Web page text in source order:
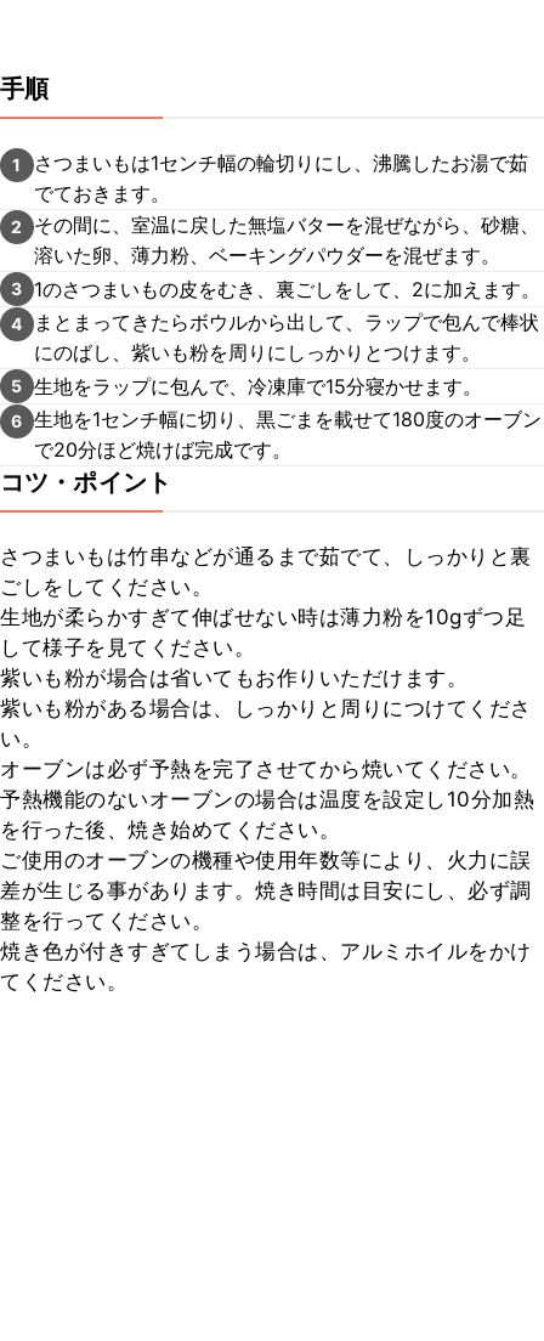
手順
1
さつまいもは1センチ幅の輪切りにし、沸騰したお湯で茹
でておきます。
2
その間に、室温に戻した無塩バターを混ぜながら、砂糖、
溶いた卵、薄力粉、ベーキングパウダーを混ぜます。
3 1のさつまいもの皮をむき、裏ごしをして、2に加えます。
4
まとまってきたらボウルから出して、ラップで包んで棒状
にのばし、紫いも粉を周りにしっかりとつけます。
5 生地をラップに包んで、冷凍庫で15分寝かせます。
6 生地を1センチ幅に切り、黒ごまを載せて180度のオーブン
で20分ほど焼けば完成です。
コツ・ポイント
さつまいもは竹串などが通るまで茹でて、しっかりと裏
ごしをしてください。
生地が柔らかすぎて伸ばせない時は薄力粉を10gずつ足
して様子を見てください。
紫いも粉が場合は省いてもお作りいただけます。
紫いも粉がある場合は、しっかりと周りにつけてくださ
い。
オーブンは必ず予熱を完了させてから焼いてください。
予熱機能のないオーブンの場合は温度を設定し10分加熱
を行った後、焼き始めてください。
ご使用のオーブンの機種や使用年数等により、火力に誤
差が生じる事があります。焼き時間は目安にし、必ず調
整を行ってください。
焼き色が付きすぎてしまう場合は、アルミホイルをかけ
てください。